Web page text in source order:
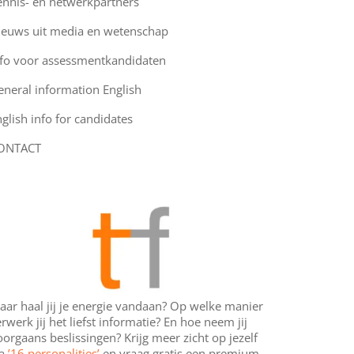
uit media en wetenschap
voor assessmentkandidaten
information English
info for candidates
haal jij je energie vandaan? Op welke manier
jij het liefst informatie? En hoe neem jij
beslissingen? Krijg meer zicht op jezelf